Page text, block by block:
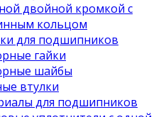
двойной кромкой с
кольцом
для подшипников
гайки
шайбы
втулки
для подшипников